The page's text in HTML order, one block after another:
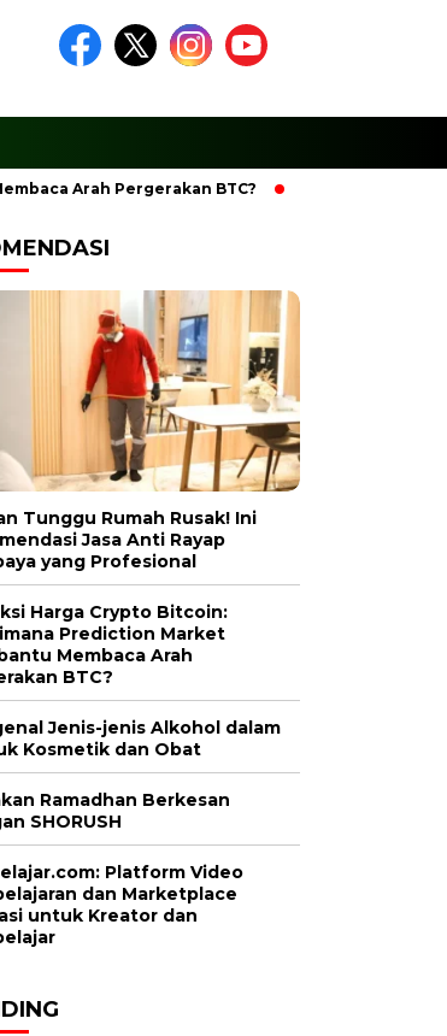
Pergerakan BTC? Ciptakan Ramadhan
Tunggu Rumah Rusak! Ini
Jasa Anti Rayap
yang Profesional
Harga Crypto Bitcoin:
Prediction Market
Membaca Arah
BTC?
Jenis-jenis Alkohol dalam
Kosmetik dan Obat
Ramadhan Berkesan
SHORUSH
Platform Video
dan Marketplace
untuk Kreator dan